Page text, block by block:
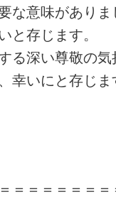
な意味があり
と存じます。
る深い尊敬の
幸いにと存じま
＝＝＝＝＝＝